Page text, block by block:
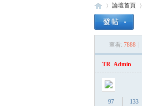
論壇首頁
查看: 7888
TR_Admin
97
133